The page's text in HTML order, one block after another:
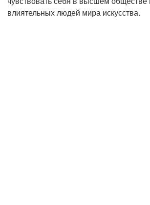
влиятельных людей мира искусства.